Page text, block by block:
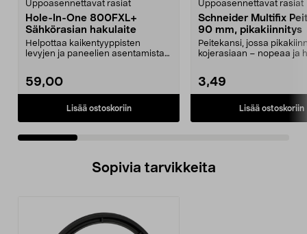
Uppoasennettavat rasiat
Hole-In-One 800FXL+
Sähkörasian hakulaite
Helpottaa kaikentyyppisten
levyjen ja paneelien asentamista
59,00
Lisää ostoskoriin
Uppoasennettavat rasiat
Schneider Multifix
90 mm, pikakiinnitys
Peitekansi, jossa
kojerasiaan – nopeaa ja
3,49
Lisää ostoskoriin
Sopivia tarvikkeita